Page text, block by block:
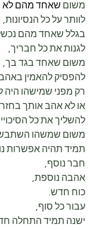
משום שאחד מהם לא
לוותר על כל הנסיונות,
בגלל שאחד מהם
לגנות את כל חבריך,
משום שאחד בגד בך,
להפסיק להאמין
רק מפני שמישהו היה
או לא אהב אותך
להשליך את כל
משום שמשהו
תמיד תהיה אפשרות
חבר נוסף,
אהבה נוספת,
כוח חדש.
עבור כל סוף,
ישנה תמיד התחלה